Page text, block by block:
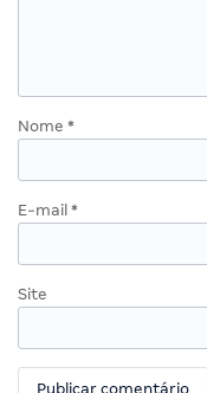
Nome *
E-mail *
Site